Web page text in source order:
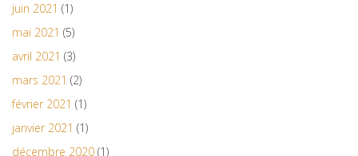
juin 2021 (1)
mai 2021 (5)
avril 2021 (3)
mars 2021 (2)
février 2021 (1)
janvier 2021 (1)
décembre 2020 (1)